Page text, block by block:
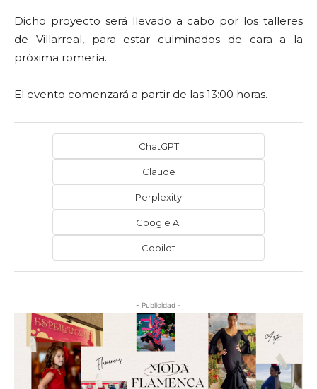
Dicho proyecto será llevado a cabo por los talleres
de Villarreal, para estar culminados de cara a la
próxima romería.
El evento comenzará a partir de las 13:00 horas.
ChatGPT
Claude
Perplexity
Google AI
Copilot
- Publicidad -